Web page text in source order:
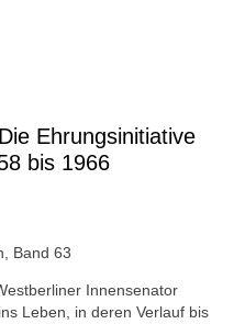
Ehrungsinitiative
bis 1966
Band 63
Innensenator
Leben, in deren Verlauf bis